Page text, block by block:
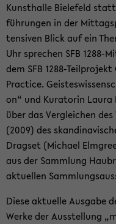
Kunst­hal­le Bie­le­feld
füh­run­gen in der
ten­si­ven Blick auf ein
Uhr spre­chen SFB 1288-​
dem SFB 1288-​
Prac­ti­ce.
on“ und Ku­ra­to­rin Laura
über das Ver­glei­chen
(2009) des
Drags­et (Mi­cha­el
aus der Samm­lung
ak­tu­el­len
Diese ak­tu­el­le Aus­ga­be
Werke der Aus­stel­lung